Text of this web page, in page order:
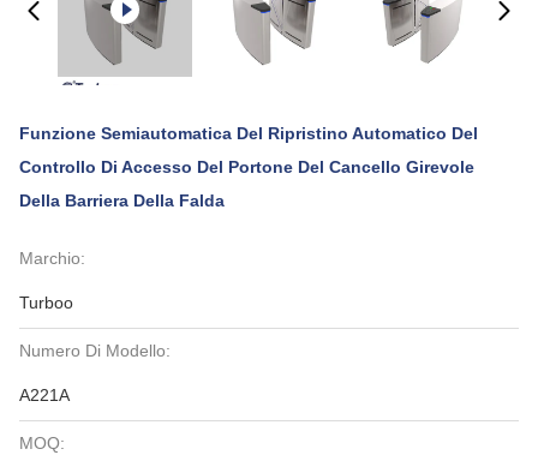
Funzione Semiautomatica Del Ripristino Automatico Del
Controllo Di Accesso Del Portone Del Cancello Girevole
Della Barriera Della Falda
Marchio:
Turboo
Numero Di Modello:
A221A
MOQ: